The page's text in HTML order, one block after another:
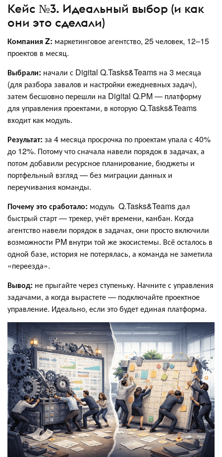
Кейс №3. Идеальный выбор (и как
они это сделали)
Компания Z: маркетинговое агентство, 25 человек, 12–15
проектов в месяц.
Выбрали: начали с Digital Q.Tasks&Teams на 3 месяца
(для разбора завалов и настройки ежедневных задач),
затем бесшовно перешли на Digital Q.PM — платформу
для управления проектами, в которую Q.Tasks&Teams
входит как модуль.
Результат: за 4 месяца просрочка по проектам упала с 40%
до 12%. Потому что сначала навели порядок в задачах, а
потом добавили ресурсное планирование, бюджеты и
портфельный взгляд — без миграции данных и
переучивания команды.
Почему это сработало: модуль Q.Tasks&Teams дал
быстрый старт — трекер, учёт времени, канбан. Когда
агентство навели порядок в задачах, они просто включили
возможности PM внутри той же экосистемы. Всё осталось в
одной базе, история не потерялась, а команда не заметила
«переезда».
Вывод: не прыгайте через ступеньку. Начните с управления
задачами, а когда вырастете — подключайте проектное
управление. Идеально, если это будет единая платформа.